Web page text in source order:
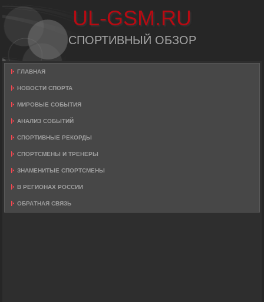
UL-GSM.RU
СПОРТИВНЫЙ ОБЗОР
ГЛАВНАЯ
НОВОСТИ СПОРТА
МИРОВЫЕ СОБЫТИЯ
АНАЛИЗ СОБЫТИЙ
СПОРТИВНЫЕ РЕКОРДЫ
СПОРТСМЕНЫ И ТРЕНЕРЫ
ЗНАМЕНИТЫЕ СПОРТСМЕНЫ
В РЕГИОНАХ РОССИИ
ОБРАТНАЯ СВЯЗЬ